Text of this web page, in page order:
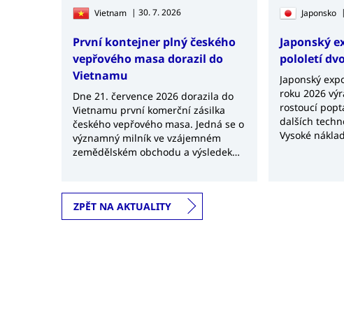
Vietnam | 30. 7. 2026
První kontejner plný českého
vepřového masa dorazil do
Vietnamu
Dne 21. července 2026 dorazila do
Vietnamu první komerční zásilka
českého vepřového masa. Jedná se o
významný milník ve vzájemném
zemědělském obchodu a výsledek
Japonsko
Japonský
pololetí
Japonský
roku 2026
rostoucí
dalších
Vysoké
ZPĚT NA AKTUALITY